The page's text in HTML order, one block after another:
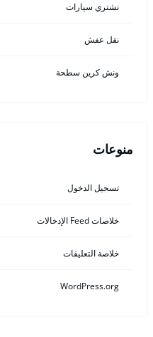
نشتري سيارات
نقل عفش
ونش كرين سطحة
منوعات
تسجيل الدخول
خلاصات Feed الإدخالات
خلاصة التعليقات
WordPress.org